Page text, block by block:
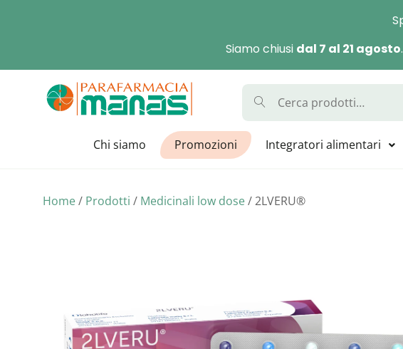
Siamo chiusi dal 7 al 21 agosto
Parafarmacia Manas
La Parafarmacia con disponibili tutti i
Chi siamo Promozioni Integratori alimentari
Home/ Prodotti / Medicinali low dose/ 2LVERU®